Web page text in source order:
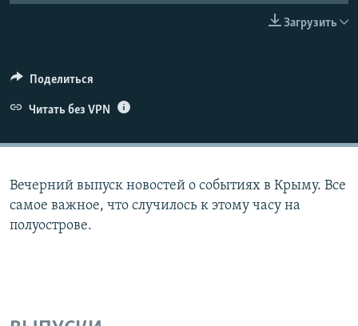
ELIFBE
УКРАИНСКАЯ ПРОБЛЕМА КРЫМА
Загрузить
Поделиться
Читать без VPN
Вечерний выпуск новостей о событиях в Крыму. Все
самое важное, что случилось к этому часу на
полуострове.